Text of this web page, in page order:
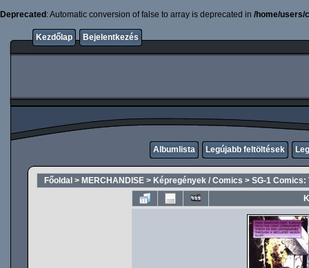
Deprecated : Automatic conversion of false to array is deprecated in /home/users/
Kezdőlap Bejelentkezés
Albumlista Legújabb feltöltések
Főoldal > MERCHANDISE > Képregények / Comics > SG-1 Comics: